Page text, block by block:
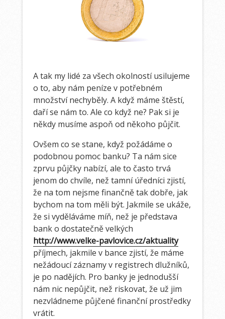
A tak my lidé za všech okolností usilujeme
o to, aby nám peníze v potřebném
množství nechyběly. A když máme štěstí,
daří se nám to. Ale co když ne? Pak si je
někdy musíme aspoň od někoho půjčit.
Ovšem co se stane, když požádáme o
podobnou pomoc banku? Ta nám sice
zprvu půjčky nabízí, ale to často trvá
jenom do chvíle, než tamní úředníci zjistí,
že na tom nejsme finančně tak dobře, jak
bychom na tom měli být. Jakmile se ukáže,
že si vyděláváme míň, než je představa
bank o dostatečně velkých
http://www.velke-pavlovice.cz/aktuality
příjmech, jakmile v bance zjistí, že máme
nežádoucí záznamy v registrech dlužníků,
je po nadějích. Pro banky je jednodušší
nám nic nepůjčit, než riskovat, že už jim
nezvládneme půjčené finanční prostředky
vrátit.